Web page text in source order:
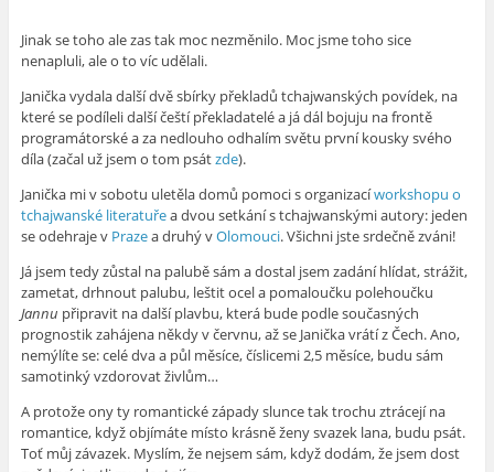
Jinak se toho ale zas tak moc nezměnilo. Moc jsme toho sice
nenapluli, ale o to víc udělali.
Janička vydala další dvě sbírky překladů tchajwanských povídek, na
které se podíleli další čeští překladatelé a já dál bojuju na frontě
programátorské a za nedlouho odhalím světu první kousky svého
díla (začal už jsem o tom psátzde).
Janička mi v sobotu uletěla domů pomoci s organizacíworkshopu o
tchajwanské literatuřea dvou setkání s tchajwanskými autory: jeden
se odehraje v Prazea druhý vOlomouci. Všichni jste srdečně zváni!
Já jsem tedy zůstal na palubě sám a dostal jsem zadání hlídat, strážit,
zametat, drhnout palubu, leštit ocel a pomaloučku polehoučku
Jannu připravit na další plavbu, která bude podle současných
prognostik zahájena někdy v červnu, až se Janička vrátí z Čech. Ano,
nemýlíte se: celé dva a půl měsíce, číslicemi 2,5 měsíce, budu sám
samotinký vzdorovat živlům…
A protože ony ty romantické západy slunce tak trochu ztrácejí na
romantice, když objímáte místo krásně ženy svazek lana, budu psát.
Toť můj závazek. Myslím, že nejsem sám, když dodám, že jsem dost